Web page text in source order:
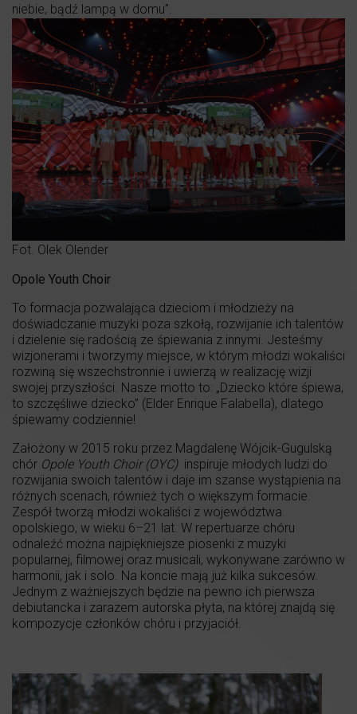
niebie, bądź lampą w domu”.
Fot. Olek Olender
Opole Youth Choir
To formacja pozwalająca dzieciom i młodzieży na
doświadczanie muzyki poza szkołą, rozwijanie ich talentów
i dzielenie się radością ze śpiewania z innymi. Jesteśmy
wizjonerami i tworzymy miejsce, w którym młodzi wokaliści
rozwiną się wszechstronnie i uwierzą w realizację wizji
swojej przyszłości. Nasze motto to: „Dziecko które śpiewa,
to szczęśliwe dziecko” (Elder Enrique Falabella), dlatego
śpiewamy codziennie!
Założony w 2015 roku przez Magdalenę Wójcik-Gugulską
chór Opole Youth Choir (OYC)inspiruje młodych ludzi do
rozwijania swoich talentów i daje im szanse wystąpienia na
różnych scenach, również tych o większym formacie.
Zespół tworzą młodzi wokaliści z województwa
opolskiego, w wieku 6–21 lat. W repertuarze chóru
odnaleźć można najpiękniejsze piosenki z muzyki
popularnej, filmowej oraz musicali, wykonywane zarówno w
harmonii, jak i solo. Na koncie mają już kilka sukcesów.
Jednym z ważniejszych będzie na pewno ich pierwsza
debiutancka i zarazem autorska płyta, na której znajdą się
kompozycje członków chóru i przyjaciół.